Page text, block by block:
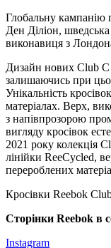
Глобальну кампанію
Ден Діліон, шведська
виконавиця з
Дизайн нових Club C
залишаючись при
Унікальність
матеріалах. Верх,
з напівпрозорою
вигляду кросівок
2021 року колекція
лінійки ReeCycled,
перероблених
Кросівки Reebok
Сторінки Reebok в
Instagram